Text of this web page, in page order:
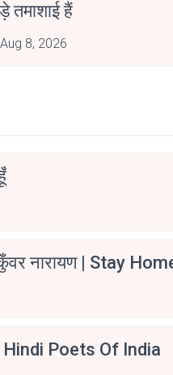
तमाशाई हैं
Aug 8, 2026
नारायण | Stay
Poets Of India